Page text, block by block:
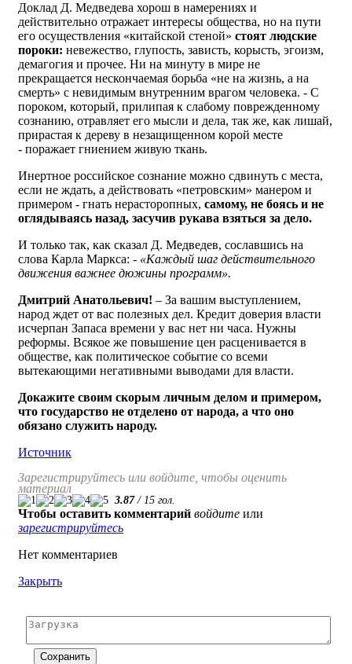
Доклад Д. Медведева хорош в намерениях и
действительно отражает интересы общества, но на пути
его осуществления «китайской стеной» стоят людские
пороки: невежество, глупость, зависть, корысть, эгоизм,
демагогия и прочее. Ни на минуту в мире не
прекращается нескончаемая борьба «не на жизнь, а на
смерть» с невидимым внутренним врагом человека. - С
пороком, который, прилипая к слабому поврежденному
сознанию, отравляет его мысли и дела, так же, как лишай,
прирастая к дереву в незащищенном корой месте
- поражает гниением живую ткань.
Инертное российское сознание можно сдвинуть с места,
если не ждать, а действовать «петровским» манером и
примером - гнать нерасторопных, самому, не боясь и не
оглядываясь назад, засучив рукава взяться за дело.
И только так, как сказал Д. Медведев, сославшись на
слова Карла Маркса: - «Каждый шаг действительного
движения важнее дюжины программ».
Дмитрий Анатольевич! – За вашим выступлением,
народ ждет от вас полезных дел. Кредит доверия власти
исчерпан Запаса времени у вас нет ни часа. Нужны
реформы. Всякое же повышение цен расценивается в
обществе, как политическое событие со всеми
вытекающими негативными выводами для власти.
Докажите своим скорым личным делом и примером,
что государство не отделено от народа, а что оно
обязано служить народу.
Источник
Зарегистрируйтесь или войдите, чтобы оценить
материал
3.87/ 15 гол.
Чтобы оставить комментарий войдите или
зарегистрируйтесь
Нет комментариев
Закрыть